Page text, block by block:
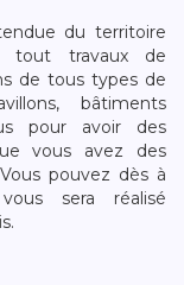
du territoire
tout travaux de
de tous types de
bâtiments
pour avoir des
vous avez des
pouvez dès à
sera réalisé